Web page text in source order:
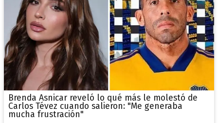
Brenda Asnicar reveló lo qué más le molestó de
Carlos Tévez cuando salieron: "Me generaba
mucha frustración"